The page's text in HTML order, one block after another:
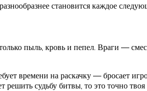
становится каждое
пыль, кровь и пепел. Враги —
времени на раскачку — бросает
судьбу битвы, то это точно твоя